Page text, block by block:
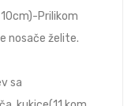
Prilikom
nosače želite.
sa